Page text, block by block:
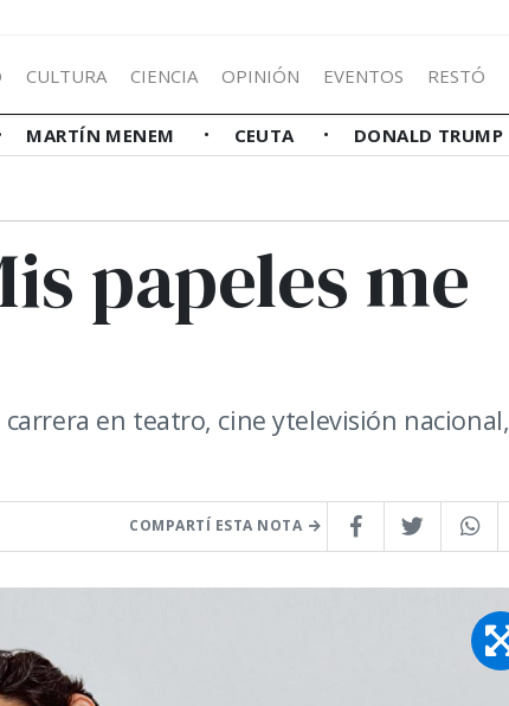
CULTURA CIENCIA OPINIÓN EVENTOS RESTÓ
MARTÍN MENEM CEUTA DONALD TRUMP
papeles me
en teatro, cine ytelevisión nacional,
COMPARTÍ ESTA NOTA